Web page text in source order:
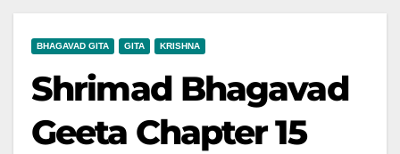
BHAGAVAD GITA GITA KRISHNA
Shrimad Bhagavad
Geeta Chapter 15